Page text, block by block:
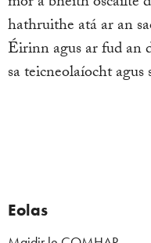
hathruithe atá ar an
Éirinn agus ar fud an
sa teicneolaíocht agus
Eolas